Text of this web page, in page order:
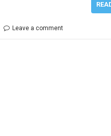
Leave a comment